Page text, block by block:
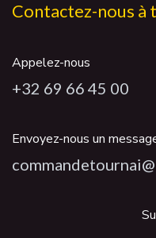
Contactez-nous à
Appelez-nous
+32 69 66 45 00
Envoyez-nous un